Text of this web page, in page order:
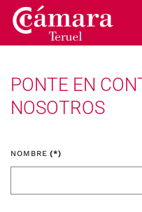
Skip to main content
PONTE EN
NOSOTROS
NOMBRE (*)